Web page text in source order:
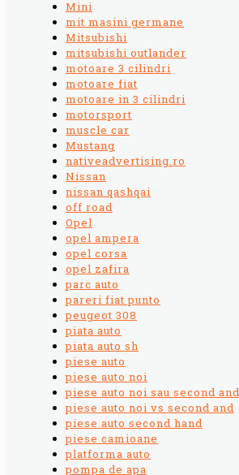
Mini
mit masini germane
Mitsubishi
mitsubishi outlander
motoare 3 cilindri
motoare fiat
motoare in 3 cilindri
motorsport
muscle car
Mustang
nativeadvertising.ro
Nissan
nissan qashqai
off road
Opel
opel ampera
opel corsa
opel zafira
parc auto
pareri fiat punto
peugeot 308
piata auto
piata auto sh
piese auto
piese auto noi
piese auto noi sau second and
piese auto noi vs second and
piese auto second hand
piese camioane
platforma auto
pompa de apa